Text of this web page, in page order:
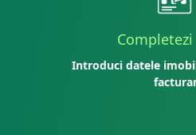
Introduci datele